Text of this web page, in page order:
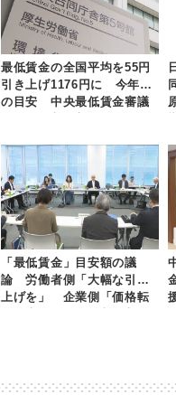
最低賃金の全国平均を55円
引き上げ1176円に 今年度
の目安 中央最低賃金審議
「最低賃金」目安額の議
論 労働者側「大幅な引き
上げを」 企業側「価格転